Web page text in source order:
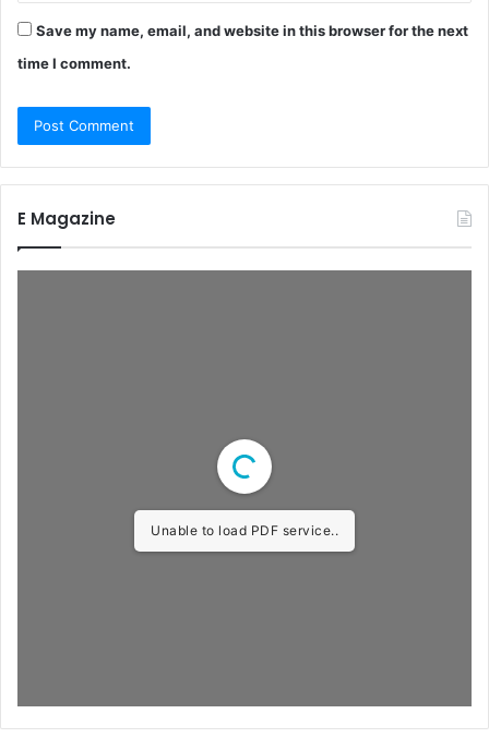
Save my name, email, and website in this browser for the next
time I comment.
E Magazine
Unable to load PDF service..